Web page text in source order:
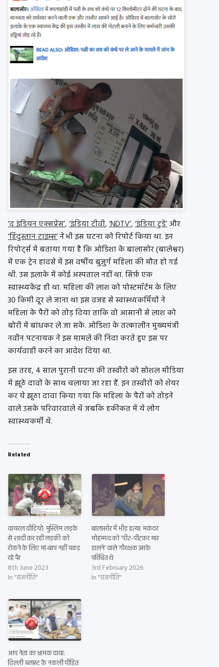
‘द इंडियन एक्सप्रेस’,‘इंडिया टीवी,‘NDTV’,‘इंडिया टुडे’और
‘हिंदुस्तान टाइम्स’ने भी इस घटना को रिपोर्ट किया था. इन
रिपोर्ट्स में बताया गया है कि ओडिशा के बालासोर (बालेश्वर)
में एक ट्रेन हादसे में इस वर्षीय बुज़ुर्ग महिला की मौत हो गई
थी. उस इलाके में कोई अस्पताल नहीं था. सिर्फ़ एक
स्वास्थ्यकेंद्र ही था. महिला की लाश को पोस्टमॉर्टम के लिए
30 किमी दूर ले जाना था इस वजह से स्वास्थ्यकर्मियों ने
महिला के पैरों को तोड़ दिया ताकि वो आसानी से लाश को
बोरी में बांधकर ले जा सकें. ओडिशा के तत्कालीन मुख्यमंत्री
नवीन पटनायक ने इस मामले की निंदा करते हुए इस पर
कार्यवाही करने का आदेश दिया था.
इस तरह, 4 साल पुरानी घटना की तस्वीरों को सोशल मीडिया
में झूठे दावों के साथ चलाया जा रहा हैं. इन तस्वीरों को शेयर
कर ये झूठा दावा किया गया कि महिला के पैरों को तोड़ने
वाले उसके परिवारवाले थें जबकि हकीकत में ये लोग
स्वास्थ्यकर्मी थें.
Related
वायरल वीडियो: मुस्लिम लड़के
से शादी कर रही लड़की को
रोकने के लिए मां-बाप नहीं पकड़
रहे पैर
8th June 2023
In "राजनीति"
बालासोर में भीड़ हत्या: मकंदर
मोहम्मद को ‘पीट-पीटकर मार
डालने’ वाले गौरक्षक उसके
परिचित थे
3rd February 2026
In "राजनीति"
आप नेता का भ्रामक दावा:
दिल्ली ब्लास्ट के नकली पीड़ित